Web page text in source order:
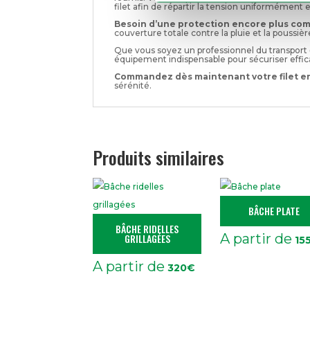
filet afin de répartir la tension uniformément
Besoin d’une protection encore plus
couverture totale contre la pluie et la
Que vous soyez un professionnel du
équipement indispensable pour sécuriser
Commandez dès maintenant votre filet
sérénité.
Produits similaires
BÂCHE RIDELLES
GRILLAGÉES
A partir de 320€
BÂCHE PLATE
A partir de